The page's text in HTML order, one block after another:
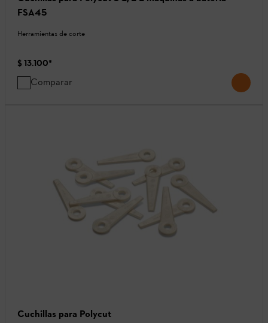
FSA45
Herramientas de corte
$ 13.100*
Comparar
Cuchillas para Polycut